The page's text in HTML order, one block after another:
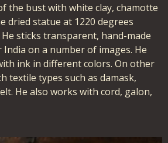
the bust with white clay, chamotte
dried statue at 1220 degrees
sticks transparent, hand-made
on a number of images. He
ink in different colors. On other
textile types such as damask,
He also works with cord, galon,